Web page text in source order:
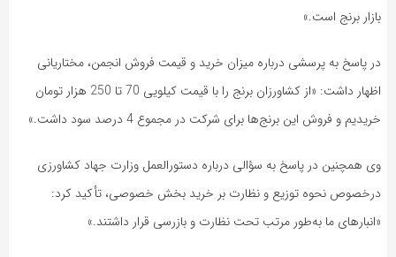
بازار برنج است.»
در پاسخ به پرسشی درباره میزان خرید و قیمت فروش انجمن، مختاریانی
اظهار داشت: «از کشاورزان برنج را با قیمت کیلویی 70 تا 250 هزار تومان
خریدیم و فروش این برنج‌ها برای شرکت در مجموع 4 درصد سود داشت.»
وی همچنین در پاسخ به سؤالی درباره دستورالعمل وزارت جهاد کشاورزی
درخصوص نحوه توزیع و نظارت بر خرید بخش خصوصی، تأکید کرد:
«انبارهای ما به‌طور مرتب تحت نظارت و بازرسی قرار داشتند.»